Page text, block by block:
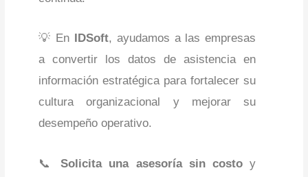
💡 En IDSoft, ayudamos a las empresas
a convertir los datos de asistencia en
información estratégica para fortalecer su
cultura organizacional y mejorar su
desempeño operativo.
📞Solicita una asesoría sin costoy